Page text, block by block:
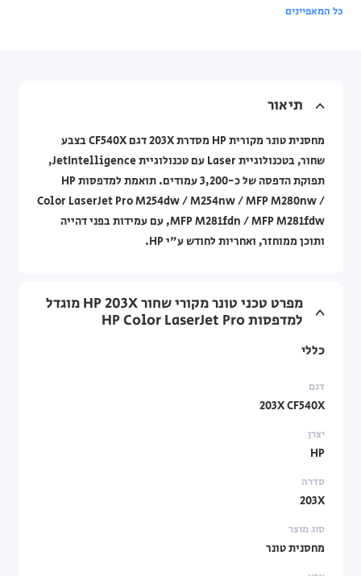
כל המאפיינים
תיאור
מחסנית טונר מקורית HP מסדרת 203X דגם CF540X בצבע
שחור, בטכנולוגיית Laser עם טכנולוגיית JetIntelligence,
תפוקת הדפסה של כ-3,200 עמודים. תואמת למדפסות HP
Color LaserJet Pro M254dw / M254nw / MFP M280nw /
MFP M281fdn / MFP M281fdw, עם עמידות בפני דהייה
ותוכן ממוחזר, ואחריות לחודש ע"י HP.
מפרט טכני טונר מקורי שחור HP 203X מוגדל
למדפסות HP Color LaserJet Pro
כללי
דגם
203X CF540X
יצרן
HP
סדרה
203X
סוג מוצר
מחסנית טונר